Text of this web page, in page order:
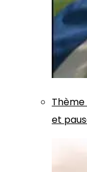
Thème
et